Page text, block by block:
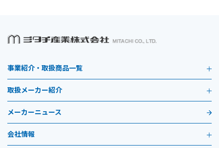
事業紹介・取扱商品一覧
取扱メーカー紹介
メーカーニュース
会社情報